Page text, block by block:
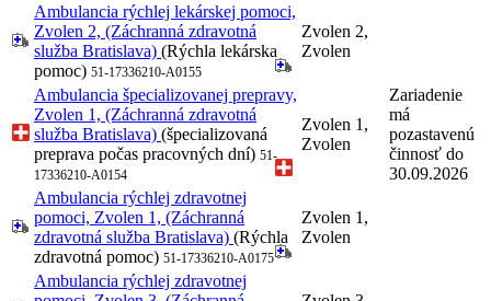
Ambulancia rýchlej lekárskej pomoci,
Zvolen 2, (Záchranná zdravotná
služba Bratislava) (Rýchla lekárska
pomoc) 51-17336210-A0155
Zvolen 2,
Zvolen
Ambulancia špecializovanej prepravy,
Zvolen 1, (Záchranná zdravotná
služba Bratislava) (špecializovaná
preprava počas pracovných dní) 51-
17336210-A0154
Zvolen 1,
Zvolen
Zariadenie
má
pozastavenú
činnosť do
30.09.2026
Ambulancia rýchlej zdravotnej
pomoci, Zvolen 1, (Záchranná
zdravotná služba Bratislava) (Rýchla
zdravotná pomoc) 51-17336210-A0175
Zvolen 1,
Zvolen
Ambulancia rýchlej zdravotnej